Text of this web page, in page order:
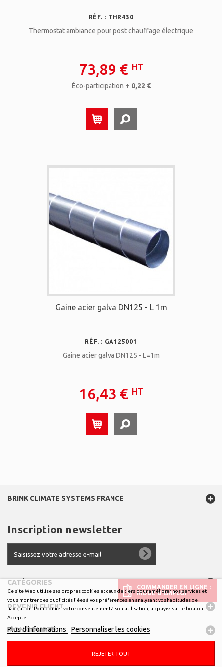
RÉF. : THR430
Thermostat ambiance pour post chauffage électrique
73,89 € HT
Éco-participation + 0,22 €
Gaine acier galva DN125 - L 1m
RÉF. : GA125001
Gaine acier galva DN125 - L=1m
16,43 € HT
BRINK CLIMATE SYSTEMS FRANCE
Inscription newsletter
CATÉGORIES
DEVENIR CLIENT
MON COMPTE
Ce site Web utilise ses propres cookies et ceux de tiers pour améliorer nos services et
vous montrer des publicités liées à vos préférences en analysant vos habitudes de
navigation. Pour donner votre consentement à son utilisation, appuyez sur le bouton
Accepter.
Plus d'informations Personnaliser les cookies
REJETER TOUT
COMMANDER EN LIGNE :
MODE D’EMPLOI